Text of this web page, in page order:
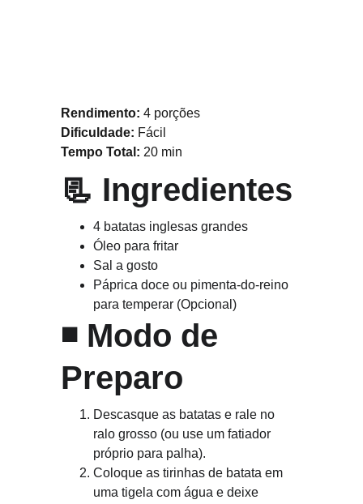
Rendimento: 4 porções
Dificuldade: Fácil
Tempo Total: 20 min
📃 Ingredientes
4 batatas inglesas grandes
Óleo para fritar
Sal a gosto
Páprica doce ou pimenta-do-reino
para temperar (Opcional)
◾ Modo de
Preparo
Descasque as batatas e rale no
ralo grosso (ou use um fatiador
próprio para palha).
Coloque as tirinhas de batata em
uma tigela com água e deixe